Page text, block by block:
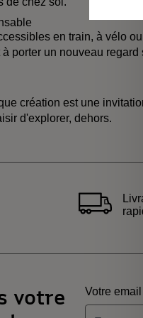
en train, à vélo ou
porter un nouveau regard
création est une
d'explorer, dehors.
votre
Votre email